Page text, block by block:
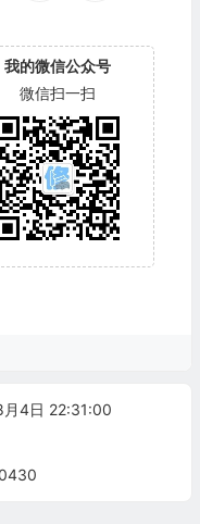
我的微信公众号
微信扫一扫
月4日 22:31:00